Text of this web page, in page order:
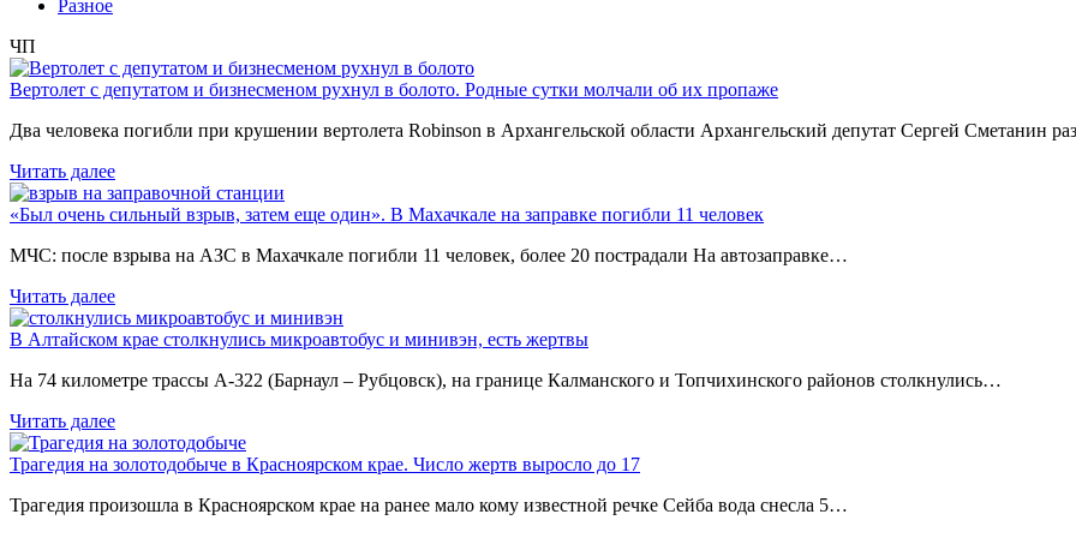
Разное
ЧП
Вертолет с депутатом и бизнесменом рухнул в болото. Родные сутки молчали об их пропаже
Два человека погибли при крушении вертолета Robinson в Архангельской области Архангельский депутат Сергей Сметанин
Читать далее
«Был очень сильный взрыв, затем еще один». В Махачкале на заправке погибли 11 человек
МЧС: после взрыва на АЗС в Махачкале погибли 11 человек, более 20 пострадали На автозаправке…
Читать далее
В Алтайском крае столкнулись микроавтобус и минивэн, есть жертвы
На 74 километре трассы А-322 (Барнаул – Рубцовск), на границе Калманского и Топчихинского районов столкнулись…
Читать далее
Трагедия на золотодобыче в Красноярском крае. Число жертв выросло до 17
Трагедия произошла в Красноярском крае на ранее мало кому известной речке Сейба вода снесла 5…